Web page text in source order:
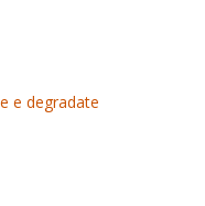
e degradate